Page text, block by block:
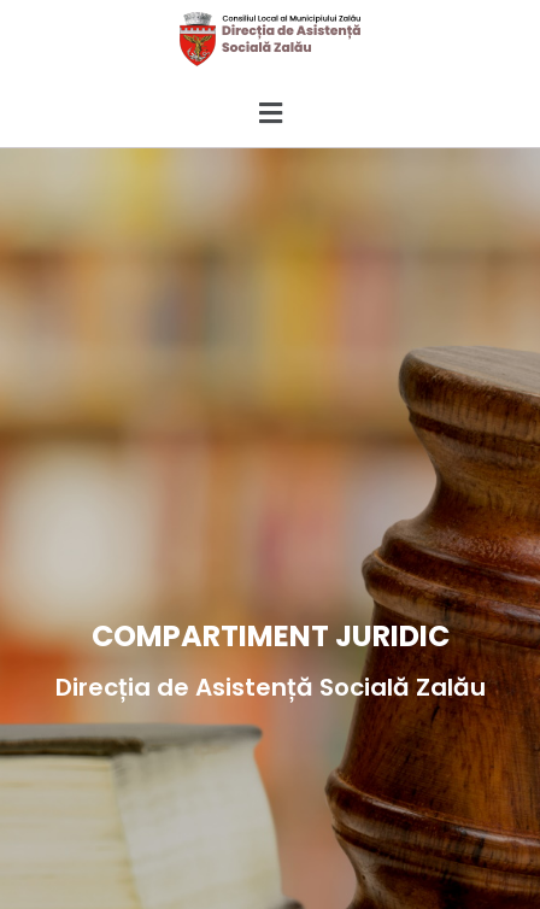
COMPARTIMENT JURIDIC
Direcția de Asistență Socială Zalău